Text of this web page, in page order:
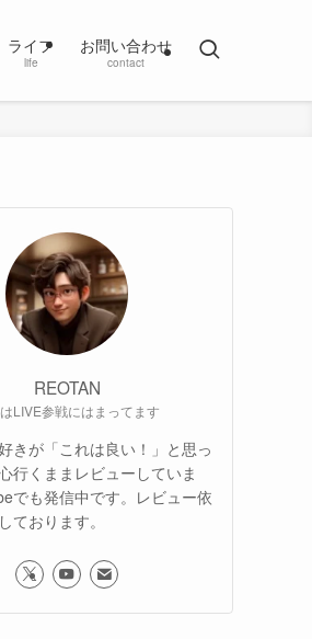
ライフ
life
お問い合わせ
contact
REOTAN
LIVE参戦にはまってます
きが「これは良い！」と思っ
行くままレビューしていま
でも発信中です。レビュー依
ております。